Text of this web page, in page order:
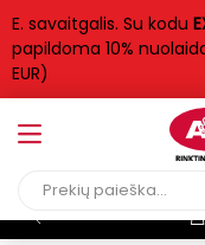
E. savaitgalis. Su kodu
papildoma 10%
EUR)